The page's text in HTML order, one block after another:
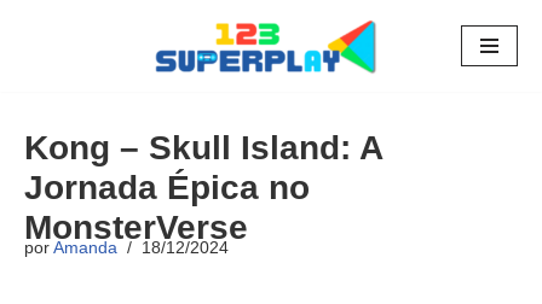
conteúdo
Kong – Skull Island: A
Jornada Épica no
MonsterVerse
por Amanda 18/12/2024